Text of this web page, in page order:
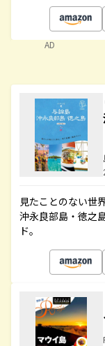
AD
見たことのない世
沖永良部島・徳之
ド。